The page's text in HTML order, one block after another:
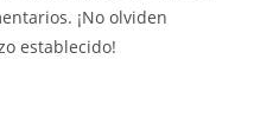
¡No olviden
establecido!